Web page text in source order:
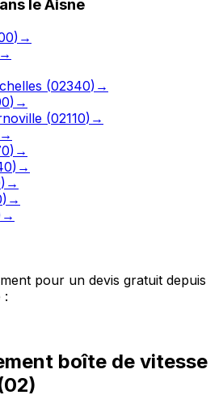
leAisne
) →
→
(02340) →
) →
(02110) →
→
) →
) →
) →
) →
→
pour un devis gratuit depuis
:
boîte de vitesse
02)